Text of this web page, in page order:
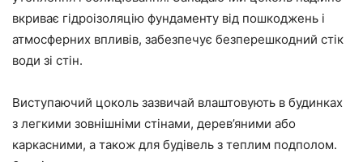
вкриває гідроізоляцію фундаменту від пошкоджень і
атмосферних впливів, забезпечує безперешкодний стік
води зі стін.
Виступаючий цоколь зазвичай влаштовують в будинках
з легкими зовнішніми стінами, дерев’яними або
каркасними, а також для будівель з теплим подполом.